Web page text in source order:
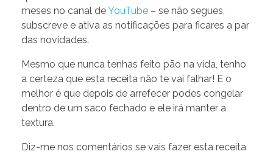
meses no canal deYouTube – se não segues,
subscreve e ativa as notificações para ficares a par
das novidades.
Mesmo que nunca tenhas feito pão na vida, tenho
a certeza que esta receita não te vai falhar! E o
melhor é que depois de arrefecer podes congelar
dentro de um saco fechado e ele irá manter a
textura.
Diz-me nos comentários se vais fazer esta receita